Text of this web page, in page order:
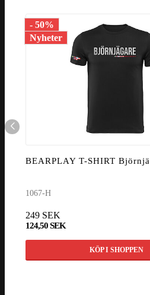
- 50%
Nyheter
BEARPLAY T-SHIRT
1067-H
249 SEK
124,50 SEK
KÖP I SHOPPEN